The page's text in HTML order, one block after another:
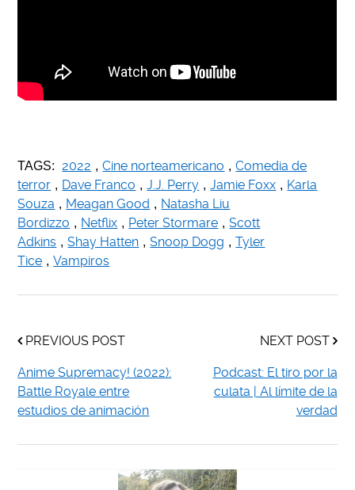
TAGS: 2022 , Cine norteamericano , Comedia de
terror , Dave Franco , J.J. Perry , Jamie Foxx , Karla
Souza , Meagan Good , Natasha Liu
Bordizzo , Netflix , Peter Stormare , Scott
Adkins , Shay Hatten , Snoop Dogg , Tyler
Tice , Vampiros
PREVIOUS POST
Anime Supremacy! (2022):
Battle Royale entre
estudios de animación
NEXT POST
Podcast: El tiro por la
culata | Al límite de la
verdad